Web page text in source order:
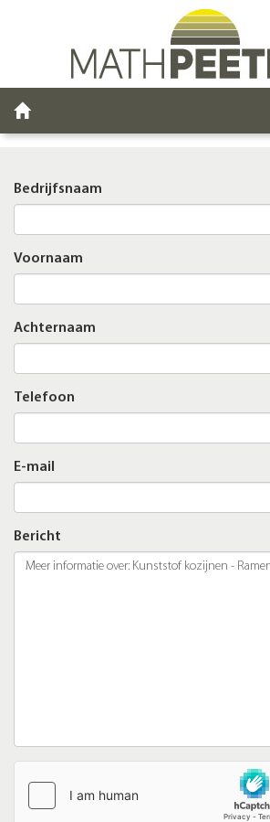
Bedrijfsnaam
Voornaam
Achternaam
Telefoon
E-mail
Bericht